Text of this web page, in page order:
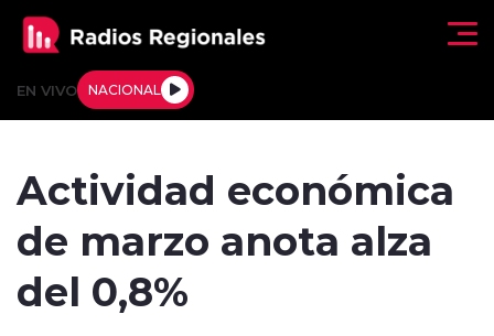
EN VIVO NACIONAL
Deportes
Actividad económica
de marzo anota alza
del 0,8%